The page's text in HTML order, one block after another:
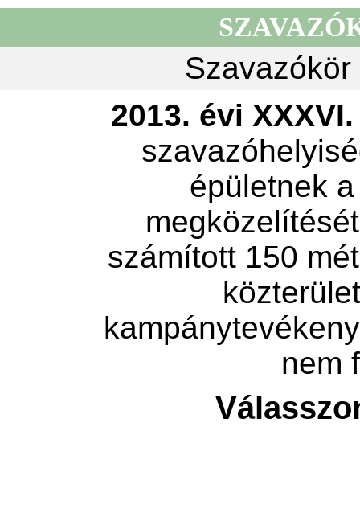
2013. évi
épületnek
számított 150
nem